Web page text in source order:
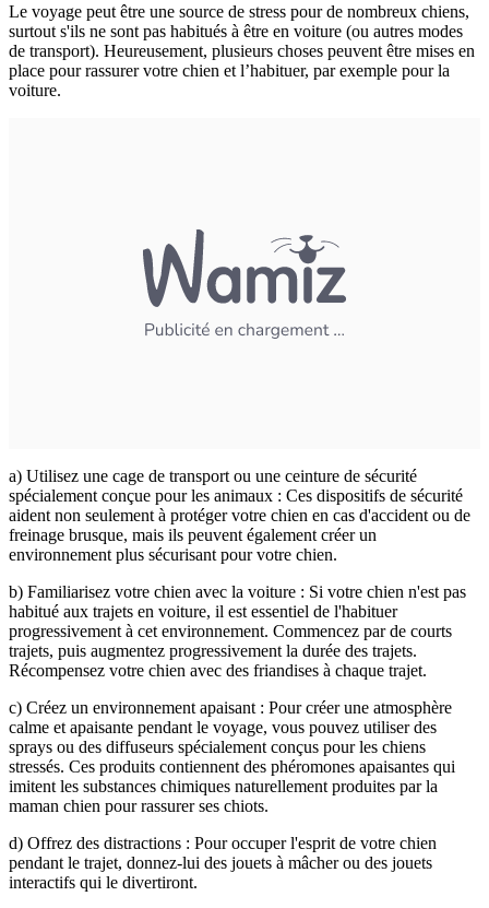
Le voyage peut être une source de stress pour de nombreux chiens,
surtout s'ils ne sont pas habitués à être en voiture (ou autres modes
de transport). Heureusement, plusieurs choses peuvent être mises en
place pour rassurer votre chien et l’habituer, par exemple pour la
voiture.
a) Utilisez une cage de transport ou une ceinture de sécurité
spécialement conçue pour les animaux : Ces dispositifs de sécurité
aident non seulement à protéger votre chien en cas d'accident ou de
freinage brusque, mais ils peuvent également créer un
environnement plus sécurisant pour votre chien.
b) Familiarisez votre chien avec la voiture : Si votre chien n'est pas
habitué aux trajets en voiture, il est essentiel de l'habituer
progressivement à cet environnement. Commencez par de courts
trajets, puis augmentez progressivement la durée des trajets.
Récompensez votre chien avec des friandises à chaque trajet.
c) Créez un environnement apaisant : Pour créer une atmosphère
calme et apaisante pendant le voyage, vous pouvez utiliser des
sprays ou des diffuseurs spécialement conçus pour les chiens
stressés. Ces produits contiennent des phéromones apaisantes qui
imitent les substances chimiques naturellement produites par la
maman chien pour rassurer ses chiots.
d) Offrez des distractions : Pour occuper l'esprit de votre chien
pendant le trajet, donnez-lui des jouets à mâcher ou des jouets
interactifs qui le divertiront.